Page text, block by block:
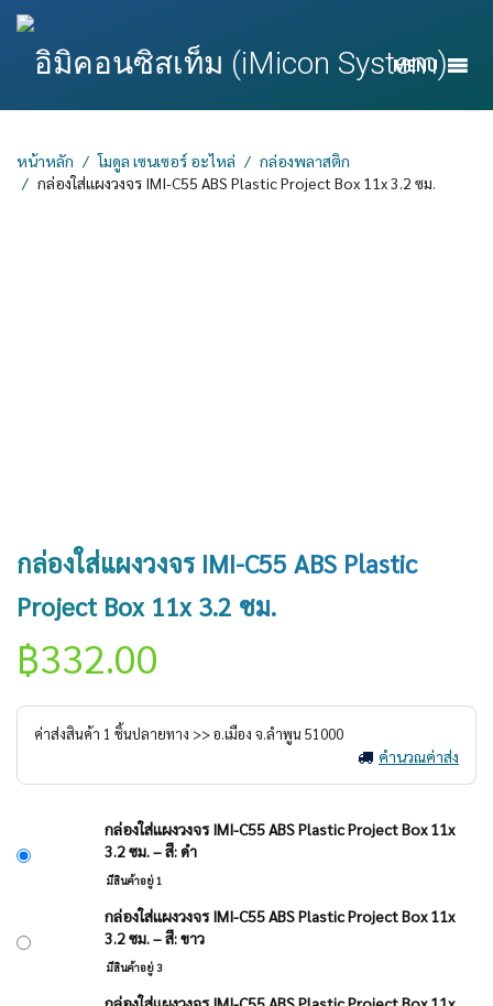
MENU
หน้าหลัก โมดูล เซนเซอร์ อะไหล่
กล่องพลาสติก
กล่องใส่แผงวงจร IMI-C55 ABS Plastic Project Box 11x 3.2 ซม.
กล่องใส่แผงวงจร IMI-C55 ABS Plastic
Project Box 11x 3.2 ซม.
฿332.00
ค่าส่งสินค้า 1 ชิ้นปลายทาง >> อ.เมือง จ.ลำพูน51000
คำนวณค่าส่ง
กล่องใส่แผงวงจร IMI-C55 ABS Plastic Project Box 11x
3.2 ซม. – สี: ดำ
มีสินค้าอยู่ 1
กล่องใส่แผงวงจร IMI-C55 ABS Plastic Project Box 11x
3.2 ซม. – สี: ขาว
มีสินค้าอยู่ 3